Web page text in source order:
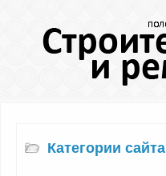
Категории сайта